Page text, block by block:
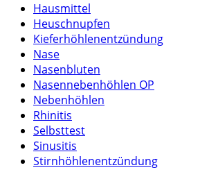
Hausmittel
Heuschnupfen
Kieferhöhlenentzündung
Nase
Nasenbluten
Nasennebenhöhlen OP
Nebenhöhlen
Rhinitis
Selbsttest
Sinusitis
Stirnhöhlenentzündung